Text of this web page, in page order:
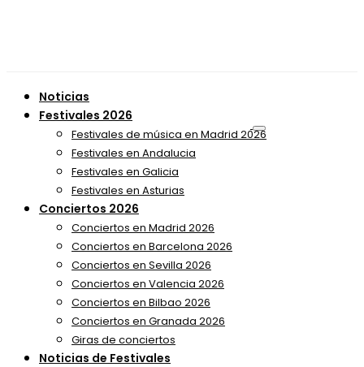
Noticias
Festivales 2026
Festivales de música en Madrid 2026
Festivales en Andalucia
Festivales en Galicia
Festivales en Asturias
Conciertos 2026
Conciertos en Madrid 2026
Conciertos en Barcelona 2026
Conciertos en Sevilla 2026
Conciertos en Valencia 2026
Conciertos en Bilbao 2026
Conciertos en Granada 2026
Giras de conciertos
Noticias de Festivales